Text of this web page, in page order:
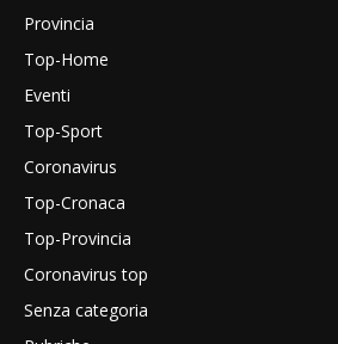
Provincia
Top-Home
Eventi
Top-Sport
Coronavirus
Top-Cronaca
Top-Provincia
Coronavirus top
Senza categoria